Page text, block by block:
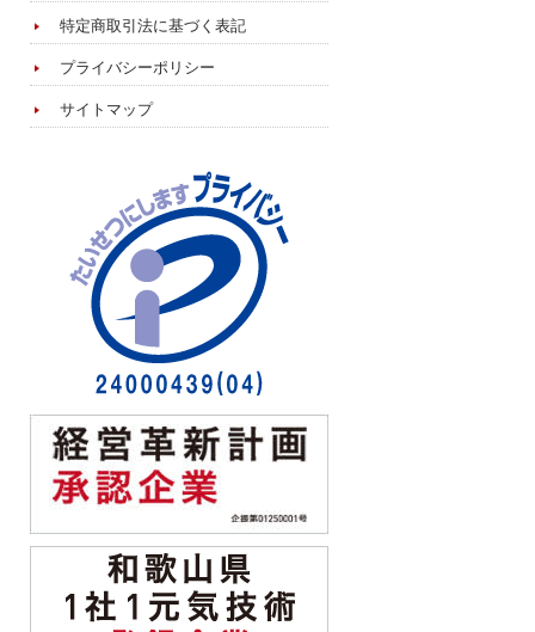
特定商取引法に基づく表記
プライバシーポリシー
サイトマップ